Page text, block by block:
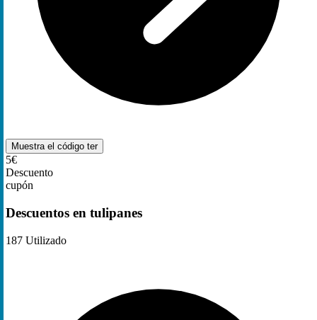
Muestra el código ter
5€
Descuento
cupón
Descuentos en tulipanes
187 Utilizado